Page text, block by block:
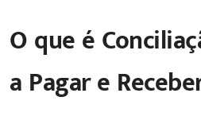
O que é
a Pagar e